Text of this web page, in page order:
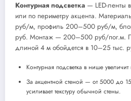
Контурная подсветка — LED-ленты
или по периметру акцента.
руб/м, профиль 200–500 руб/м,
руб. Монтаж — 200–500 руб/пог.м.
длиной 4 м обойдется в 10–25 тыс.
Контурная подсветка в нише
За акцентной стеной — от 5000 до
усиливает текстуру обычной стены.